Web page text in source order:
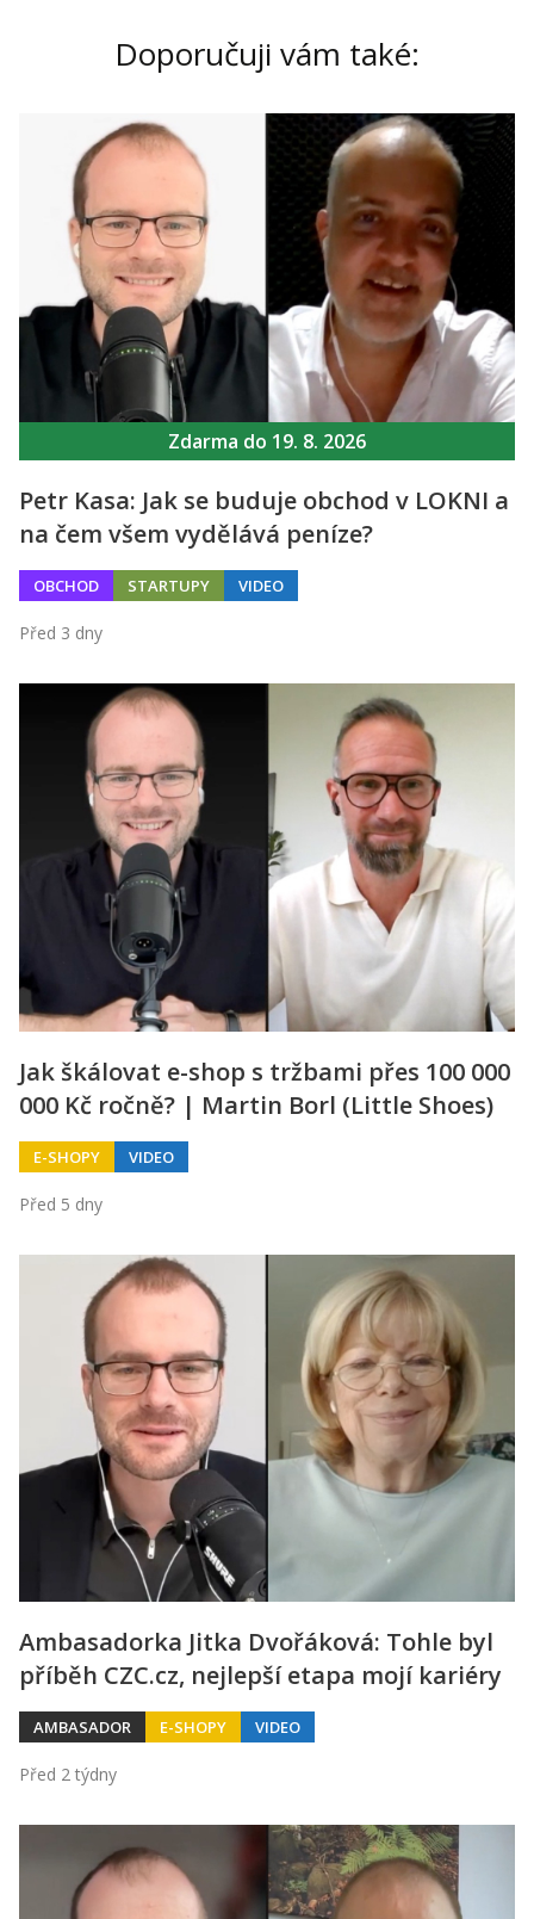
Doporučuji vám také:
Zdarma do 19. 8. 2026
Petr Kasa: Jak se buduje obchod v LOKNI a
na čem všem vydělává peníze?
OBCHOD STARTUPY VIDEO
Před 3 dny
Jak škálovat e-shop s tržbami přes 100 000
000 Kč ročně? | Martin Borl (Little Shoes)
E-SHOPY VIDEO
Před 5 dny
Ambasadorka Jitka Dvořáková: Tohle byl
příběh CZC.cz, nejlepší etapa mojí kariéry
AMBASADOR E-SHOPY VIDEO
Před 2 týdny